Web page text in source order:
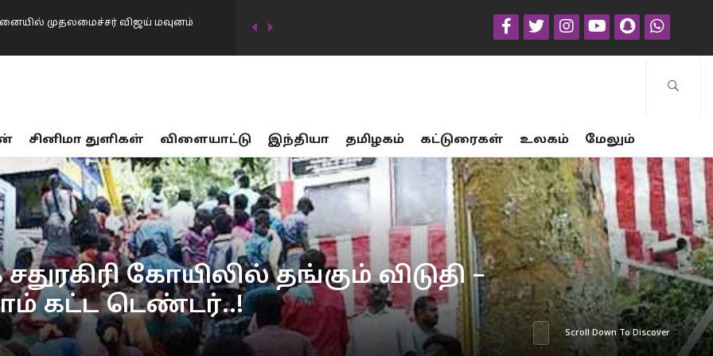
“வீ த லீடர்ஸ்” உறுப்பினர்கள்
பாலியல் வன்கொடுமை சம்பவங்கள்… சட்டம்
விவாதத்தில் இருந்து தப்பியோட
அமைச்சர் கிரண்…
முதலமைச்சர் விஜய் மவுனம்
சினிமா துளிகள் விளையாட்டு இந்தியா தமிழகம் கட்டுரைகள் உலகம் மேலும்
கோயிலில் தங்கும் விடுதி –
கட்ட டெண்டர்..!
Scroll Down To Discover